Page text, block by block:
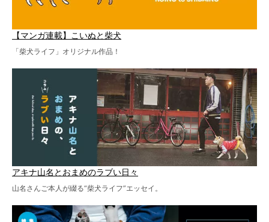
【マンガ連載】こいぬと柴犬
「柴犬ライフ」オリジナル作品！
アキナ山名とおまめのラブい日々
山名さんご本人が綴る“柴犬ライフ”エッセイ。